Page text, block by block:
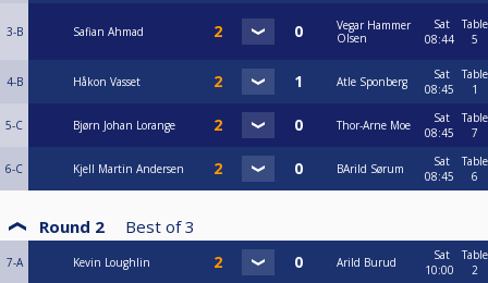
3-B Safian Ahmad
Vegar Hammer
Olsen
Sat
08:44
Table
5
4-B Håkon Vasset Atle Sponberg
Sat
08:45
Table
1
5-C Bjørn Johan Lorange Thor-Arne Moe
Sat
08:45
Table
7
6-C Kjell Martin Andersen BArild Sørum
Sat
08:45
Table
6
Round 2 Best of 3
7-A Kevin Loughlin Arild Burud
Sat
10:00
Table
2